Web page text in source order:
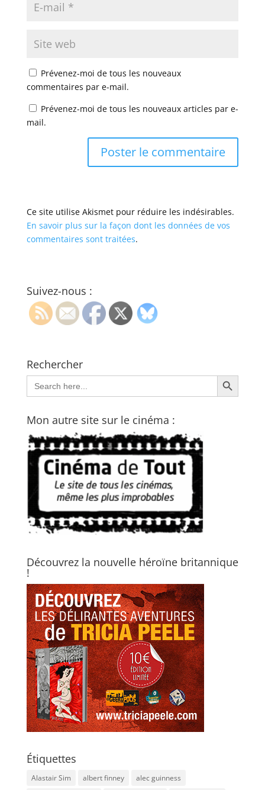
Prévenez-moi de tous les nouveaux
commentaires par e-mail.
Prévenez-moi de tous les nouveaux articles par e-
mail.
Ce site utilise Akismet pour réduire les indésirables.
En savoir plus sur la façon dont les données de vos
commentaires sont traitées.
Suivez-nous :
Rechercher
Search
for:
Search Button
Mon autre site sur le cinéma :
Découvrez la nouvelle héroïne britannique
!
Étiquettes
Alastair Sim albert finney
alec guinness